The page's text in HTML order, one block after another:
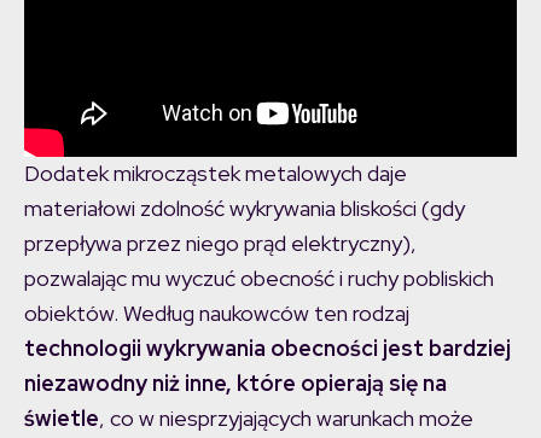
Dodatek mikrocząstek metalowych daje
materiałowi zdolność wykrywania bliskości (gdy
przepływa przez niego prąd elektryczny),
pozwalając mu wyczuć obecność i ruchy pobliskich
obiektów. Według naukowców ten rodzaj
technologii wykrywania obecności jest bardziej
niezawodny niż inne, które opierają się na
świetle, co w niesprzyjających warunkach może